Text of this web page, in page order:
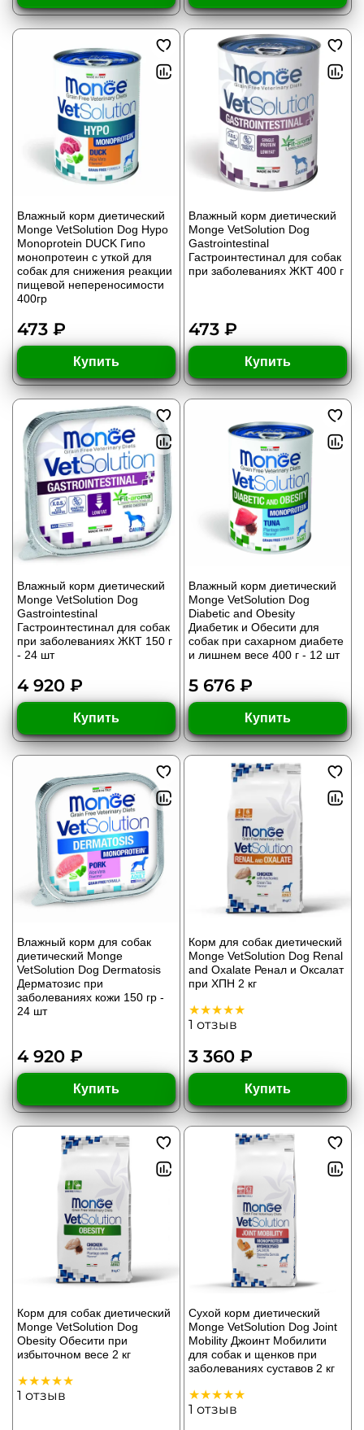
Влажный корм диетический
Monge VetSolution Dog Hypo
Monoprotein DUCK Гипо
монопротеин с уткой для
собак для снижения реакции
пищевой непереносимости
400гр
473 ₽
Купить
Влажный корм диетический
Monge VetSolution Dog
Gastrointestinal
Гастроинтестинал для собак
при заболеваниях ЖКТ 400 г
473 ₽
Купить
Влажный корм диетический
Monge VetSolution Dog
Gastrointestinal
Гастроинтестинал для собак
при заболеваниях ЖКТ 150 г
- 24 шт
4 920 ₽
Купить
Влажный корм диетический
Monge VetSolution Dog
Diabetic and Obesity
Диабетик и Обесити для
собак при сахарном диабете
и лишнем весе 400 г - 12 шт
5 676 ₽
Купить
Влажный корм для собак
диетический Monge
VetSolution Dog Dermatosis
Дерматозис при
заболеваниях кожи 150 гр -
24 шт
4 920 ₽
Купить
Корм для собак диетический
Monge VetSolution Dog Renal
and Oxalate Ренал и Оксалат
при ХПН 2 кг
1 отзыв
3 360 ₽
Купить
Корм для собак диетический
Monge VetSolution Dog
Obesity Обесити при
избыточном весе 2 кг
1 отзыв
Сухой корм диетический
Monge VetSolution Dog Joint
Mobility Джоинт Мобилити
для собак и щенков при
заболеваниях суставов 2 кг
1 отзыв